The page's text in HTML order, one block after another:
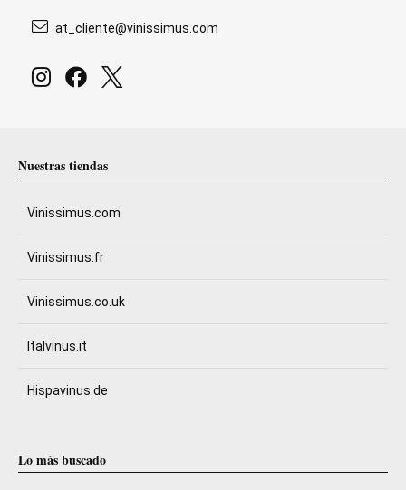
at_cliente@vinissimus.com
Nuestras tiendas
Vinissimus.com
Vinissimus.fr
Vinissimus.co.uk
Italvinus.it
Hispavinus.de
Lo más buscado